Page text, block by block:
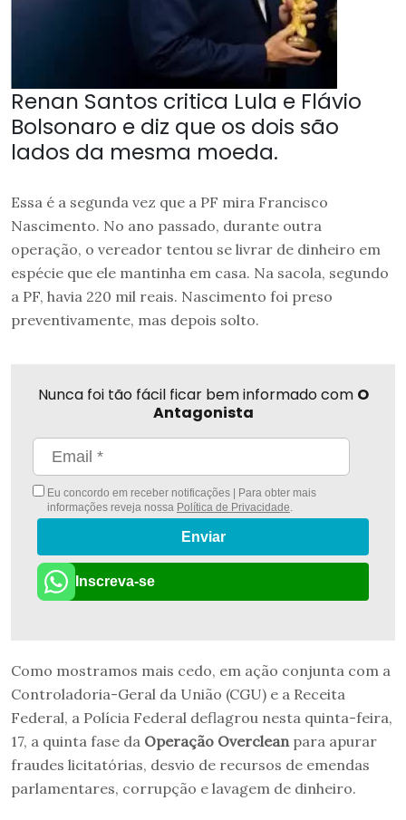
Renan Santos critica Lula e Flávio
Bolsonaro e diz que os dois são
lados da mesma moeda.
Essa é a segunda vez que a PF mira Francisco
Nascimento. No ano passado, durante outra
operação, o vereador tentou se livrar de dinheiro em
espécie que ele mantinha em casa. Na sacola, segundo
a PF, havia 220 mil reais. Nascimento foi preso
preventivamente, mas depois solto.
Nunca foi tão fácil ficar bem informado com O
Antagonista
Eu concordo em receber notificações | Para obter mais
informações reveja nossa Política de Privacidade.
Enviar
Inscreva-se
Como mostramos mais cedo, em ação conjunta com a
Controladoria-Geral da União (CGU) e a Receita
Federal, a Polícia Federal deflagrou nesta quinta-feira,
17, a quinta fase da Operação Overclean para apurar
fraudes licitatórias, desvio de recursos de emendas
parlamentares, corrupção e lavagem de dinheiro.